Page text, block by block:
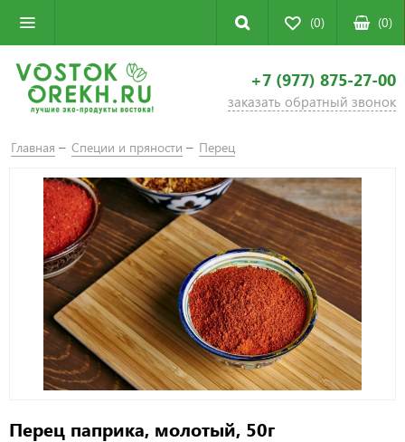
(0) (0)
+7 (977) 875-27-00
заказать обратный звонок
Главная Специи и пряности Перец
Перец паприка, молотый, 50г